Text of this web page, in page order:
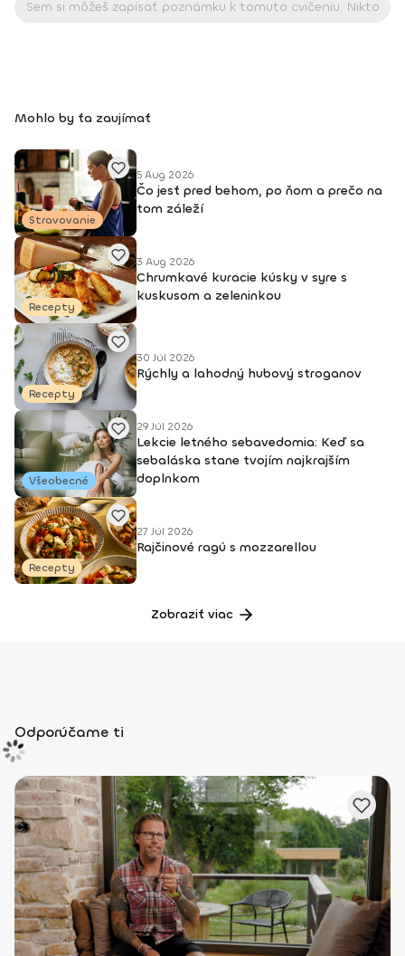
Mohlo by ťa zaujímať
Stravovanie
5 Aug 2026
Čo jesť pred behom, po ňom a prečo na
tom záleží
Recepty
3 Aug 2026
Chrumkavé kuracie kúsky v syre s
kuskusom a zeleninkou
Recepty
30 Júl 2026
Rýchly a lahodný hubový stroganov
Všeobecné
29 Júl 2026
Lekcie letného sebavedomia: Keď sa
sebaláska stane tvojím najkrajším
doplnkom
Recepty
27 Júl 2026
Rajčinové ragú s mozzarellou
Zobraziť viac
Odporúčame ti